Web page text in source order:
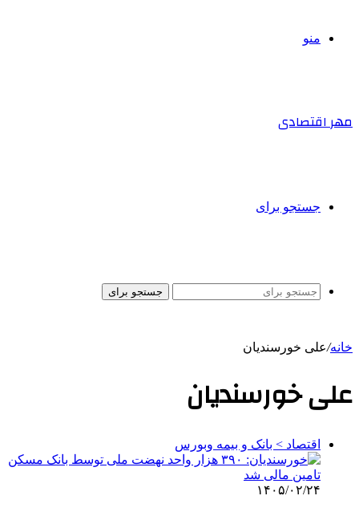
منو
مهر اقتصادی
جستجو برای
جستجو برای
خانه/علی خورسندیان
علی خورسندیان
اقتصاد > بانک و بیمه وبورس
۱۴۰۵/۰۲/۲۴